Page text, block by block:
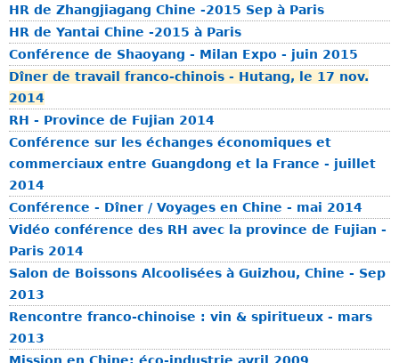
o
n
g
o
m
i
q
u
e
d
e
l
p
r
v
n
HR de Zhangjiagang Chine -2015 Sep à Paris
HR de Yantai Chine -2015 à Paris
Conférence de Shaoyang - Milan Expo - juin 2015
Dîner de travail franco-chinois - Hutang, le 17 nov.
2014
RH - Province de Fujian 2014
Conférence sur les échanges économiques et
commerciaux entre Guangdong et la France - juillet
2014
Conférence - Dîner / Voyages en Chine - mai 2014
Vidéo conférence des RH avec la province de Fujian -
Paris 2014
Salon de Boissons Alcoolisées à Guizhou, Chine - Sep
2013
Rencontre franco-chinoise : vin & spiritueux - mars
2013